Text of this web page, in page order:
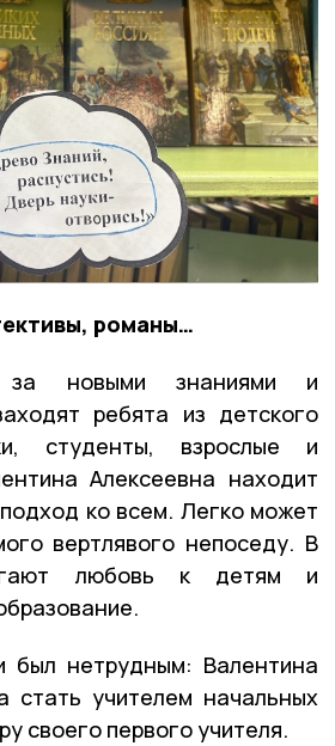
романы…
за новыми знаниями и
ребята из детского
студенты, взрослые и
Алексеевна находит
ко всем. Легко может
вертлявого непоседу. В
любовь к детям и
был нетрудным: Валентина
стать учителем начальных
своего первого учителя.